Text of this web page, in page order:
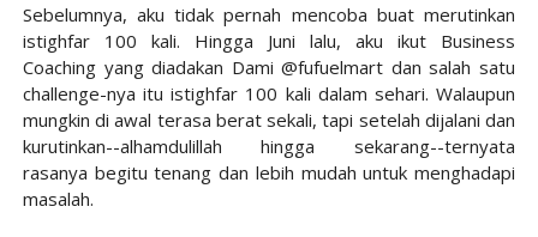
Sebelumnya, aku tidak pernah mencoba buat merutinkan
istighfar 100 kali. Hingga Juni lalu, aku ikut Business
Coaching yang diadakan Dami @fufuelmart dan salah satu
challenge-nya itu istighfar 100 kali dalam sehari. Walaupun
mungkin di awal terasa berat sekali, tapi setelah dijalani dan
kurutinkan--alhamdulillah hingga sekarang--ternyata
rasanya begitu tenang dan lebih mudah untuk menghadapi
masalah.